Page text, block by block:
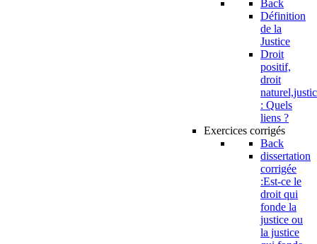
Back
Définition
de la
Justice
Droit
positif,
droit
: Quels
liens ?
Exercices corrigés
Back
dissertation
corrigée
:Est-ce le
droit qui
fonde la
justice ou
la justice